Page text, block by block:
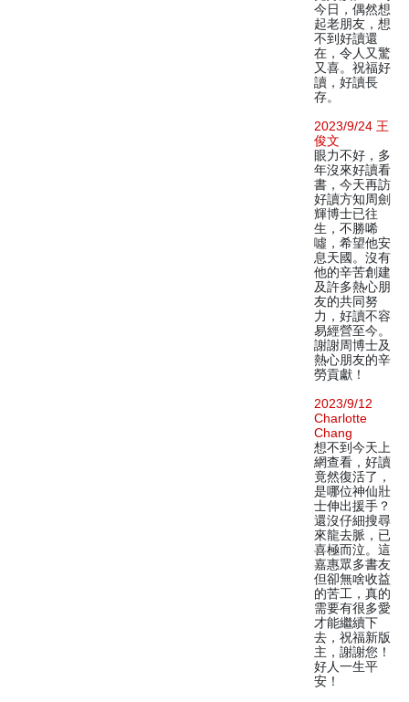
今日，偶然想
起老朋友，想
不到好讀還
在，令人又驚
又喜。祝福好
讀，好讀長
存。
2023/9/24 王
俊文
眼力不好，多
年沒來好讀看
書，今天再訪
好讀方知周劍
輝博士已往
生，不勝唏
噓，希望他安
息天國。沒有
他的辛苦創建
及許多熱心朋
友的共同努
力，好讀不容
易經營至今。
謝謝周博士及
熱心朋友的辛
勞貢獻！
2023/9/12
Charlotte
Chang
想不到今天上
網查看，好讀
竟然復活了，
是哪位神仙壯
士伸出援手？
還沒仔細搜尋
來龍去脈，已
喜極而泣。這
嘉惠眾多書友
但卻無啥收益
的苦工，真的
需要有很多愛
才能繼續下
去，祝福新版
主，謝謝您！
好人一生平
安！